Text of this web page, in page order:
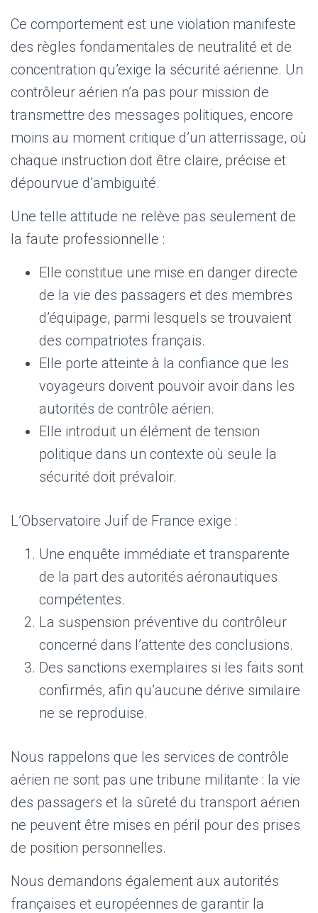
Ce comportement est une violation manifeste
des règles fondamentales de neutralité et de
concentration qu’exige la sécurité aérienne. Un
contrôleur aérien n’a pas pour mission de
transmettre des messages politiques, encore
moins au moment critique d’un atterrissage, où
chaque instruction doit être claire, précise et
dépourvue d’ambiguïté.
Une telle attitude ne relève pas seulement de
la faute professionnelle :
Elle constitue une mise en danger directe
de la vie des passagers et des membres
d’équipage, parmi lesquels se trouvaient
des compatriotes français.
Elle porte atteinte à la confiance que les
voyageurs doivent pouvoir avoir dans les
autorités de contrôle aérien.
Elle introduit un élément de tension
politique dans un contexte où seule la
sécurité doit prévaloir.
L’Observatoire Juif de France exige :
Une enquête immédiate et transparente
de la part des autorités aéronautiques
compétentes.
La suspension préventive du contrôleur
concerné dans l’attente des conclusions.
Des sanctions exemplaires si les faits sont
confirmés, afin qu’aucune dérive similaire
ne se reproduise.
Nous rappelons que les services de contrôle
aérien ne sont pas une tribune militante : la vie
des passagers et la sûreté du transport aérien
ne peuvent être mises en péril pour des prises
de position personnelles.
Nous demandons également aux autorités
françaises et européennes de garantir la